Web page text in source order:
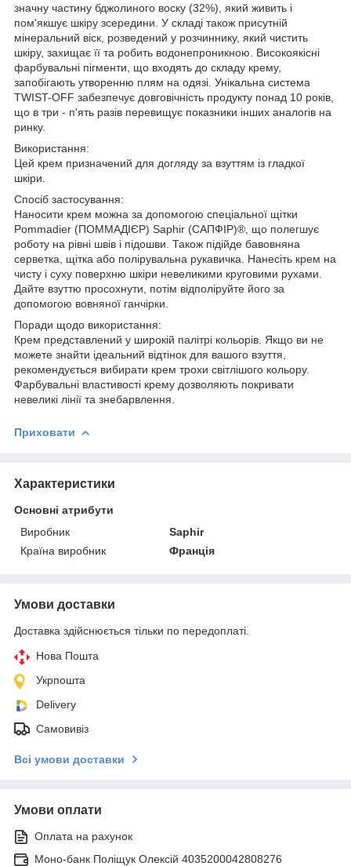
значну частину бджолиного воску (32%), який живить і
пом'якшує шкіру зсередини. У складі також присутній
мінеральний віск, розведений у розчиннику, який чистить
шкіру, захищає її та робить водонепроникною. Високоякісні
фарбувальні пігменти, що входять до складу крему,
запобігають утворенню плям на одязі. Унікальна система
TWIST-OFF забезпечує довговічність продукту понад 10 років,
що в три - п'ять разів перевищує показники інших аналогів на
ринку.
Використання:
Цей крем призначений для догляду за взуттям із гладкої
шкіри.
Спосіб застосування:
Наносити крем можна за допомогою спеціальної щітки
Pommadier (ПОММАДІЄР) Saphir (САПФІР)®, що полегшує
роботу на рівні швів і підошви. Також підійде бавовняна
серветка, щітка або полірувальна рукавичка. Нанесіть крем на
чисту і суху поверхню шкіри невеликими круговими рухами.
Дайте взуттю просохнути, потім відполіруйте його за
допомогою вовняної ганчірки.
Поради щодо використання:
Крем представлений у широкій палітрі кольорів. Якщо ви не
можете знайти ідеальний відтінок для вашого взуття,
рекомендується вибирати крем трохи світлішого кольору.
Фарбувальні властивості крему дозволяють покривати
невеликі лінії та знебарвлення.
Приховати
Характеристики
Основні атрибути
Виробник
Saphir
Країна виробник
Франція
Умови доставки
Доставка здійснюється тільки по передоплаті.
Нова Пошта
Укрпошта
Delivery
Самовивіз
Всі умови доставки
Умови оплати
Оплата на рахунок
Моно-банк Поліщук Олексій 4035200042808276